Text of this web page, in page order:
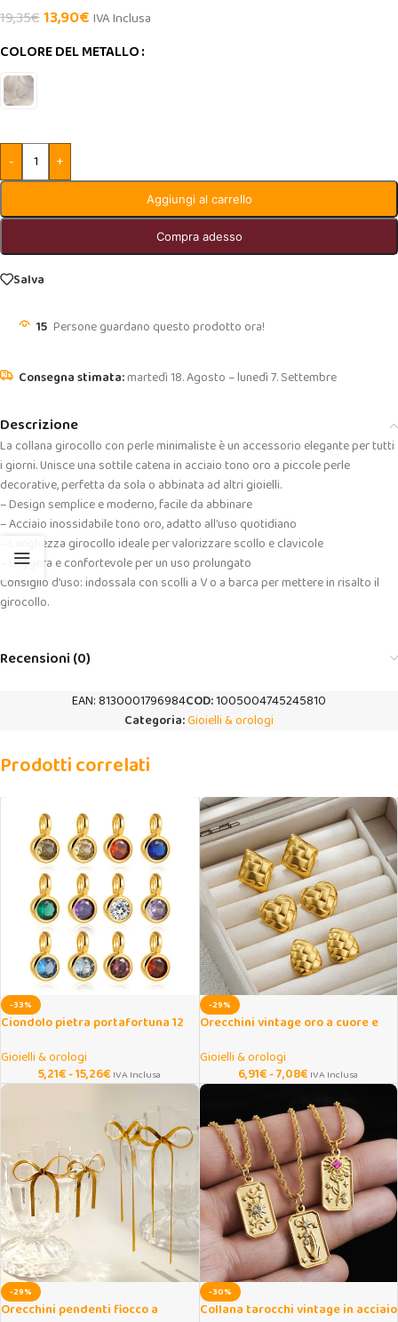
19,35€13,90€ IVA Inclusa
COLORE DEL METALLO
- +
Aggiungi al carrello
Compra adesso
Salva
15 Persone guardano questo prodotto ora!
martedì 18. Agosto – lunedì 7. Settembre
Descrizione
La collana girocollo con perle minimaliste è un accessorio elegante per tutti
i giorni. Unisce una sottile catena in acciaio tono oro a piccole perle
decorative, perfetta da sola o abbinata ad altri gioielli.
– Design semplice e moderno, facile da abbinare
– Acciaio inossidabile tono oro, adatto all’uso quotidiano
– Lunghezza girocollo ideale per valorizzare scollo e clavicole
– Leggera e confortevole per un uso prolungato
Consiglio d’uso: indossala con scolli a V o a barca per mettere in risalto il
girocollo.
Recensioni (0)
EAN:8130001796984COD:1005004745245810
Categoria:Gioielli & orologi
Prodotti correlati
-33%
Ciondolo pietra portafortuna 12
Gioielli & orologi
5,21€-15,26€ IVA Inclusa
-29%
Orecchini vintage oro a cuore e
Gioielli & orologi
6,91€-7,08€ IVA Inclusa
-29%
Orecchini pendenti fiocco a
-30%
Collana tarocchi vintage in acciaio